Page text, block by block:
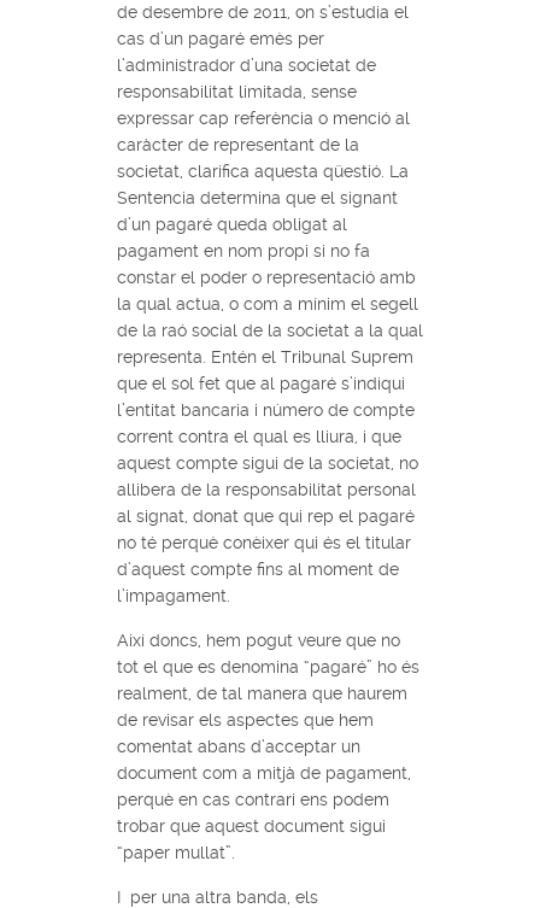
de desembre de 2011, on s’estudia el
cas d’un pagaré emès per
l’administrador d’una societat de
responsabilitat limitada, sense
expressar cap referència o menció al
caràcter de representant de la
societat, clarifica aquesta qüestió. La
Sentencia determina que el signant
d’un pagaré queda obligat al
pagament en nom propi si no fa
constar el poder o representació amb
la qual actua, o com a mínim el segell
de la raó social de la societat a la qual
representa. Entén el Tribunal Suprem
que el sol fet que al pagaré s’indiqui
l’entitat bancaria i número de compte
corrent contra el qual es lliura, i que
aquest compte sigui de la societat, no
allibera de la responsabilitat personal
al signat, donat que qui rep el pagaré
no té perquè conèixer qui és el titular
d’aquest compte fins al moment de
l’impagament.
Així doncs, hem pogut veure que no
tot el que es denomina “pagaré” ho és
realment, de tal manera que haurem
de revisar els aspectes que hem
comentat abans d’acceptar un
document com a mitjà de pagament,
perquè en cas contrari ens podem
trobar que aquest document sigui
“paper mullat”.
I per una altra banda, els